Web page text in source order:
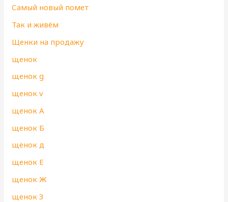
Самый новый помет
Так и живём
Щенки на продажу
щенок
щенок g
щенок v
щенок А
щенок Б
щенок д
щенок Е
щенок Ж
щенок З